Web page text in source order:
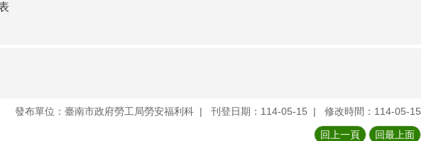
發布單位：臺南市政府勞工局勞安福利科 刊登日期：114-05-15 修改時間：114-05-15
回上一頁 回最上面